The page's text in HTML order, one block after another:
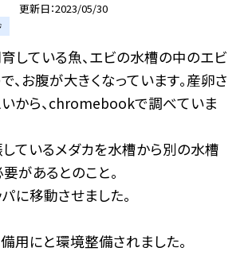
更新日 2023/05/30
している魚、エビの水槽の中のエビ
、お腹が大きくなっています。産卵さ
から、chromebookで調べていま
ているメダカを水槽から別の水槽
があるとのこと。
パに移動させました。
用にと環境整備されました。